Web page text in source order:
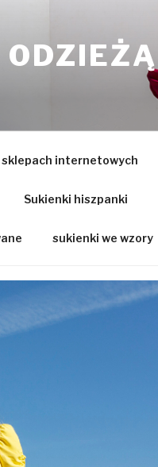
internetowych
Sukienki hiszpanki
sukienki we wzory